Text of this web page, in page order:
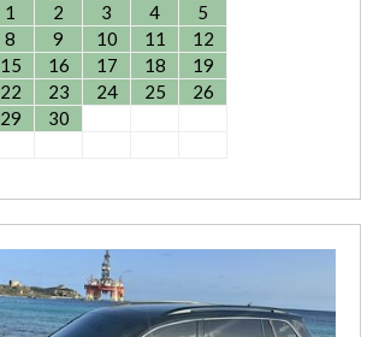
1
2 3 4
5
8 9 10 11
12
15 16 17 18
19
22 23 24 25
26
29 30